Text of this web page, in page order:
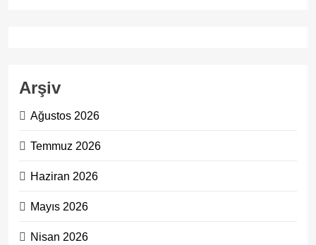
Arşiv
Ağustos 2026
Temmuz 2026
Haziran 2026
Mayıs 2026
Nisan 2026